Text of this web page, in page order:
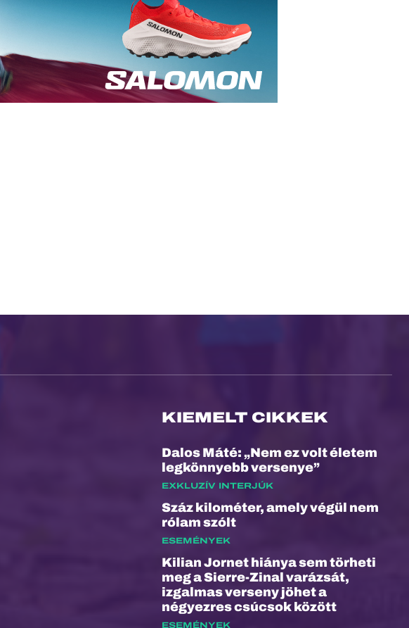
KIEMELT CIKKEK
Dalos Máté: „Nem ez volt életem
legkönnyebb versenye”
EXKLUZÍV INTERJÚK
Száz kilométer, amely végül nem
rólam szólt
ESEMÉNYEK
Kilian Jornet hiánya sem törheti
meg a Sierre-Zinal varázsát,
izgalmas verseny jöhet a
négyezres csúcsok között